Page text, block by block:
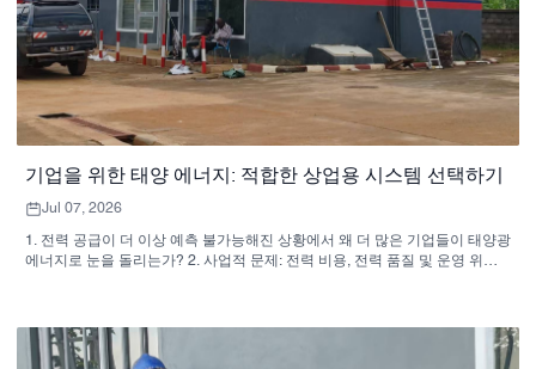
기업을 위한 태양 에너지: 적합한 상업용 시스템 선택하기
Jul 07, 2026
1. 전력 공급이 더 이상 예측 불가능해진 상황에서 왜 더 많은 기업들이 태양광
에너지로 눈을 돌리는가? 2. 사업적 문제: 전력 비용, 전력 품질 및 운영 위험
소싱팀을 위한 실질적인 다음 단계 8. 자주 묻는 질문(FAQ)